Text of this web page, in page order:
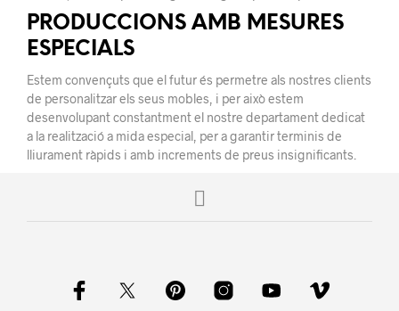
PRODUCCIONS AMB MESURES
ESPECIALS
Estem convençuts que el futur és permetre als nostres clients
de personalitzar els seus mobles, i per això estem
desenvolupant constantment el nostre departament dedicat
a la realització a mida especial, per a garantir terminis de
lliurament ràpids i amb increments de preus insignificants.